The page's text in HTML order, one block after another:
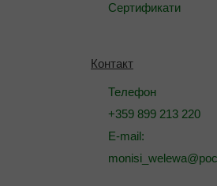
Сертификати
Контакт
Телефон
+359 899 213 220
E-mail: